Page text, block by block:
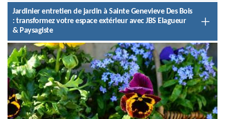
Jardinier entretien de jardin à Sainte Genevieve Des Bois
: transformez votre espace extérieur avec JBS Elagueur
& Paysagiste